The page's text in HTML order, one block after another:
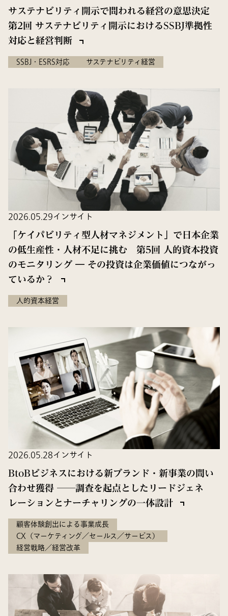
サステナビリティ開示で問われる経営の意思決定
第2回 サステナビリティ開示におけるSSBJ準拠性
対応と経営判断
SSBJ・ESRS対応 サステナビリティ経営
2026.05.29インサイト
「ケイパビリティ型人材マネジメント」で日本企業
の低生産性・人材不足に挑む 第5回 人的資本投資
のモニタリング ― その投資は企業価値につながっ
ているか？
人的資本経営
2026.05.28インサイト
BtoBビジネスにおける新ブランド・新事業の問い
合わせ獲得 ──調査を起点としたリードジェネ
レーションとナーチャリングの一体設計
顧客体験創出による事業成長
CX（マーケティング／セールス／サービス）
経営戦略／経営改革